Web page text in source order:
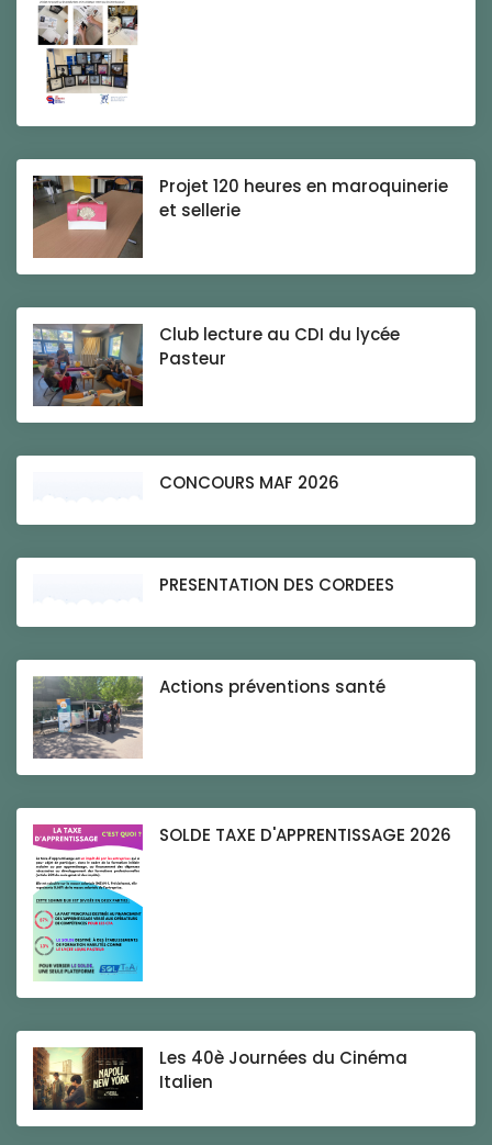
Projet 120 heures en maroquinerie
et sellerie
Club lecture au CDI du lycée
Pasteur
CONCOURS MAF 2026
PRESENTATION DES CORDEES
Actions préventions santé
SOLDE TAXE D'APPRENTISSAGE 2026
Les 40è Journées du Cinéma
Italien